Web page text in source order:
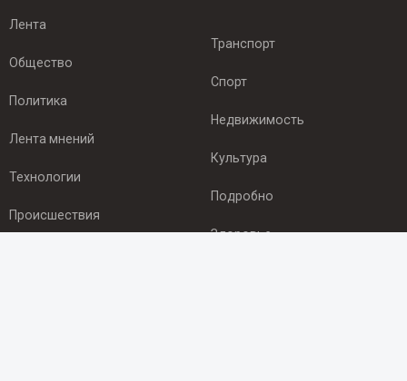
Лента
Общество
Политика
Лента мнений
Технологии
Происшествия
Транспорт
Спорт
Недвижимость
Культура
Подробно
Здоровье